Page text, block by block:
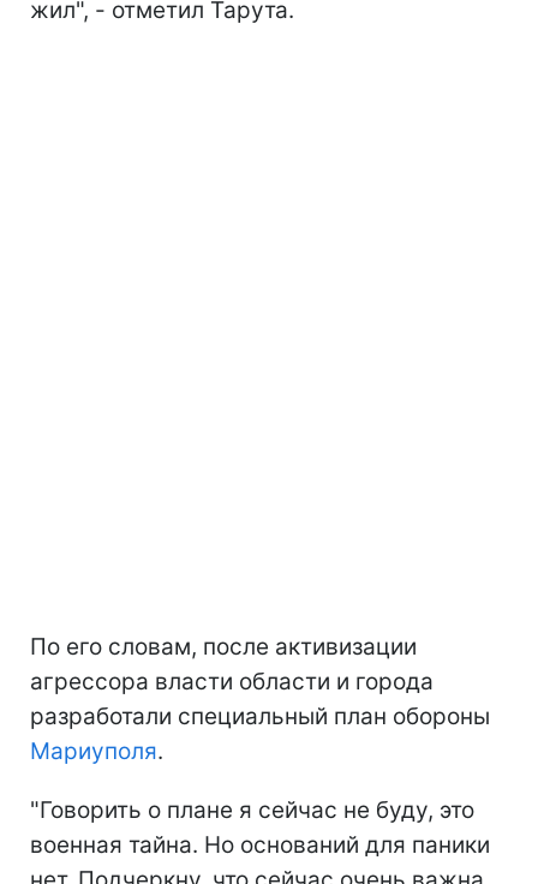
жил", - отметил Тарута.
По его словам, после активизации
агрессора власти области и города
разработали специальный план обороны
Мариуполя.
"Говорить о плане я сейчас не буду, это
военная тайна. Но оснований для паники